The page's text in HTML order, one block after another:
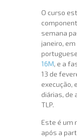
O curso
semana
janeiro,
16M, e a
13 de
execução,
diárias, de
TLP.
Este é um
após a